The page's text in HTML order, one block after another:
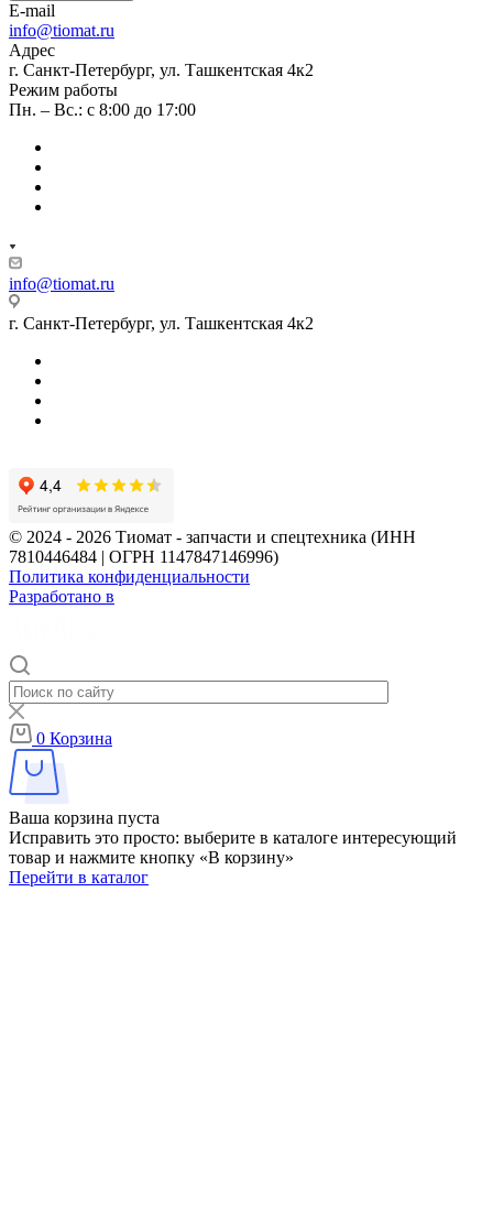
E-mail
info@tiomat.ru
Адрес
г. Санкт-Петербург, ул. Ташкентская 4к2
Режим работы
Пн. – Вс.: с 8:00 до 17:00
info@tiomat.ru
г. Санкт-Петербург, ул. Ташкентская 4к2
© 2024 - 2026 Тиомат - запчасти и спецтехника (ИНН
7810446484 | ОГРН 1147847146996)
Политика конфиденциальности
Разработано в
0 Корзина
Ваша корзина пуста
Исправить это просто: выберите в каталоге интересующий
товар и нажмите кнопку «В корзину»
Перейти в каталог